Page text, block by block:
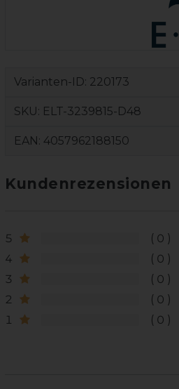
Varianten-ID: 220173
SKU: ELT-3239815-D48
EAN: 4057962188150
Kundenrezensionen
5
0
4
0
3
0
2
0
1
0